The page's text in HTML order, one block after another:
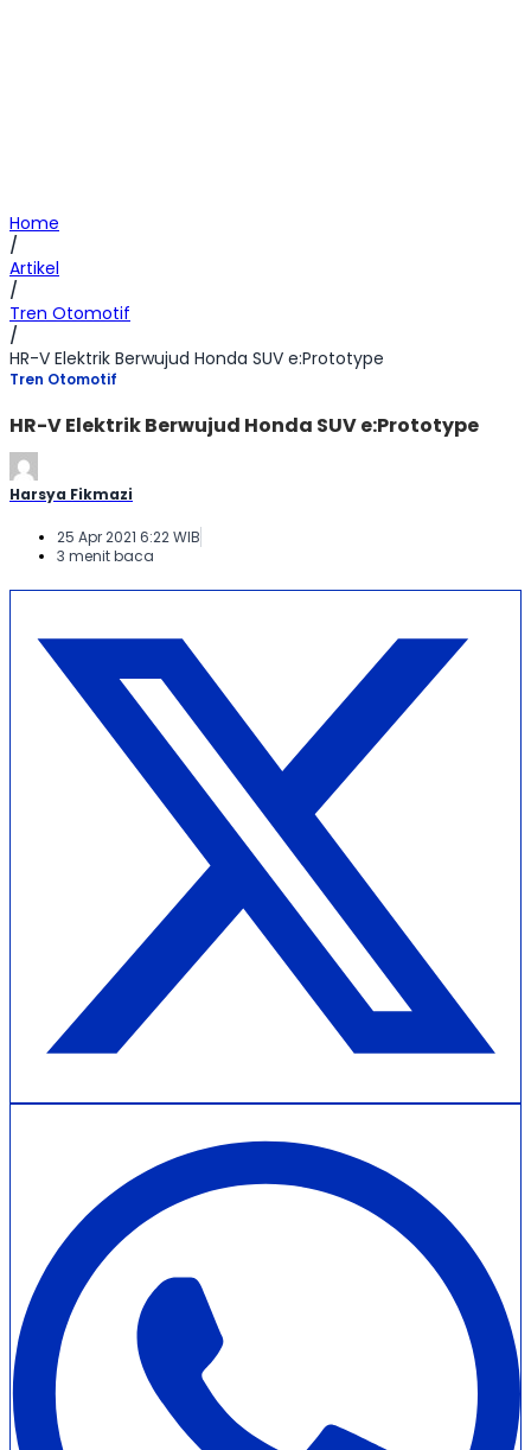
Home
/
Artikel
/
Tren Otomotif
/
HR-V Elektrik Berwujud Honda SUV e:Prototype
Tren Otomotif
HR-V Elektrik Berwujud Honda SUV e:Prototype
Harsya Fikmazi
25 Apr 2021 6:22 WIB
3 menit baca